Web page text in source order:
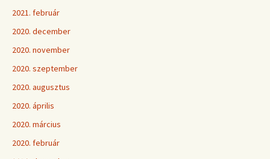
2021. február
2020. december
2020. november
2020. szeptember
2020. augusztus
2020. április
2020. március
2020. február